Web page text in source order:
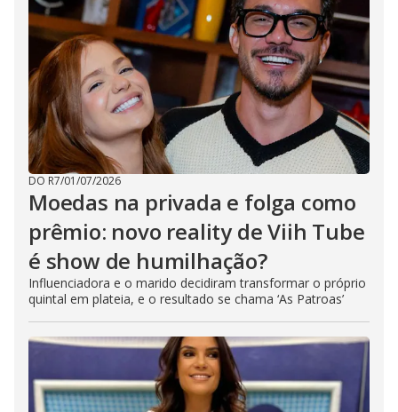
DO R7/01/07/2026
Moedas na privada e folga como
prêmio: novo reality de Viih Tube
é show de humilhação?
Influenciadora e o marido decidiram transformar o próprio
quintal em plateia, e o resultado se chama ‘As Patroas’